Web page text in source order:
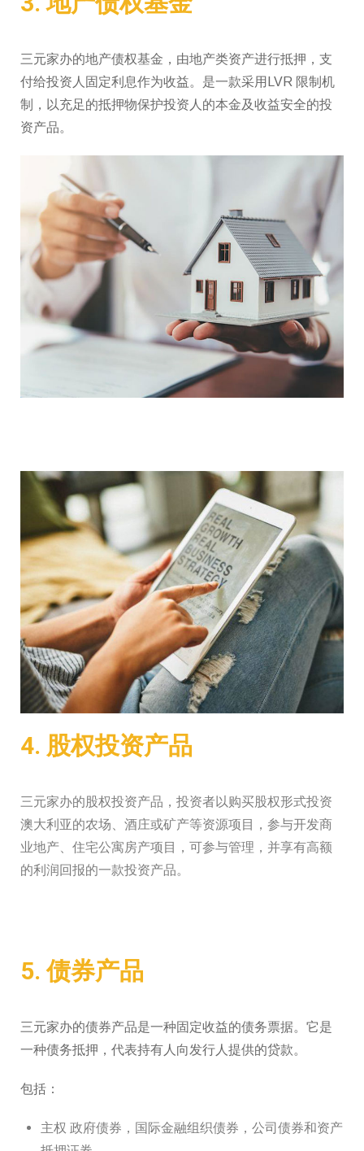
三元家办的地产债权基金，由地产类资产进行抵押，支
付给投资人固定利息作为收益。是一款采用LVR 限制机
制，以充足的抵押物保护投资人的本金及收益安全的投
资产品。
4. 股权投资产品
三元家办的股权投资产品，投资者以购买股权形式投资
澳大利亚的农场、酒庄或矿产等资源项目，参与开发商
业地产、住宅公寓房产项目，可参与管理，并享有高额
的利润回报的一款投资产品。
5. 债券产品
三元家办的债券产品是一种固定收益的债务票据。它是
一种债务抵押，代表持有人向发行人提供的贷款。
包括：
主权 政府债券，国际金融组织债券，公司债券和资产